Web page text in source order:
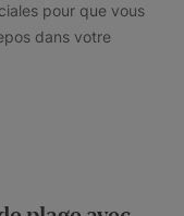
pour que vous
dans votre